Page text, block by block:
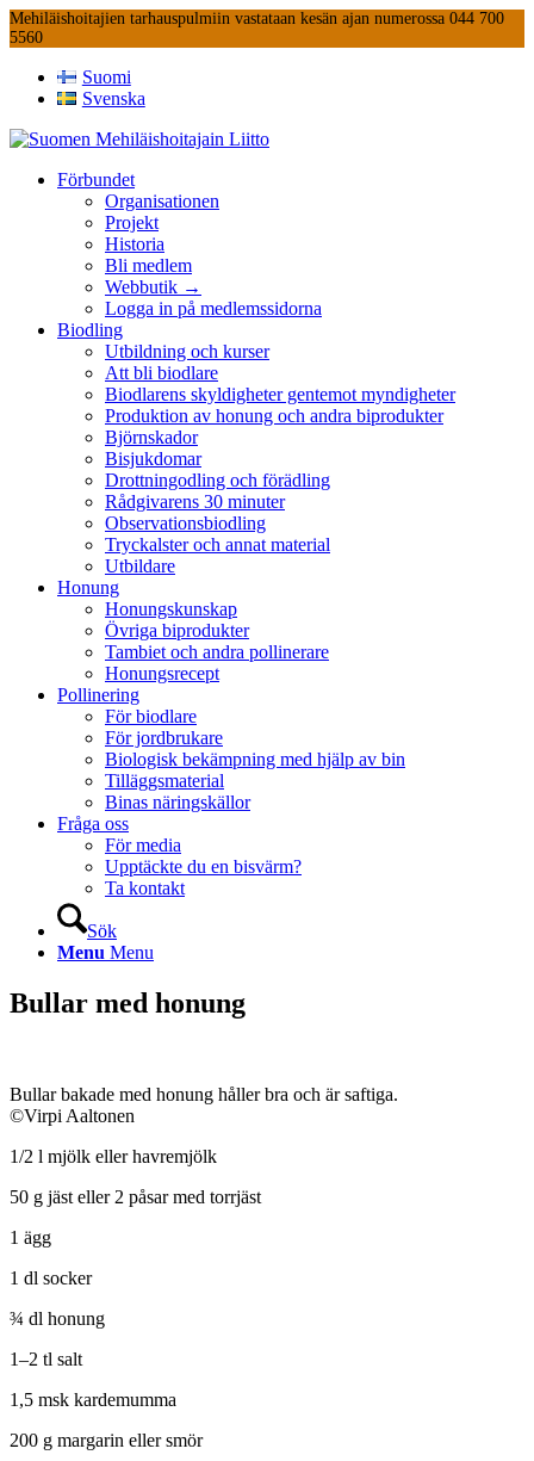
Mehiläishoitajien tarhauspulmiin vastataan kesän ajan numerossa 044 700
5560
Suomi
Svenska
Förbundet
Organisationen
Projekt
Historia
Bli medlem
Webbutik →
Logga in på medlemssidorna
Biodling
Utbildning och kurser
Att bli biodlare
Biodlarens skyldigheter gentemot myndigheter
Produktion av honung och andra biprodukter
Björnskador
Bisjukdomar
Drottningodling och förädling
Rådgivarens 30 minuter
Observationsbiodling
Tryckalster och annat material
Utbildare
Honung
Honungskunskap
Övriga biprodukter
Tambiet och andra pollinerare
Honungsrecept
Pollinering
För biodlare
För jordbrukare
Biologisk bekämpning med hjälp av bin
Tilläggsmaterial
Binas näringskällor
Fråga oss
För media
Upptäckte du en bisvärm?
Ta kontakt
Sök
Menu Menu
Bullar med honung
Bullar bakade med honung håller bra och är saftiga.
©Virpi Aaltonen
1/2 l mjölk eller havremjölk
50 g jäst eller 2 påsar med torrjäst
1 ägg
1 dl socker
¾ dl honung
1–2 tl salt
1,5 msk kardemumma
200 g margarin eller smör